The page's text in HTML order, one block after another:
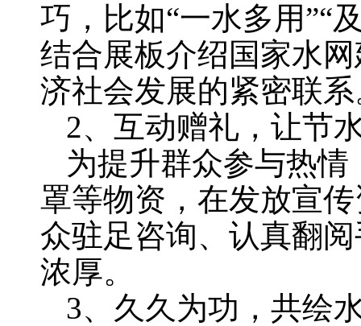
巧，比如“一水多用”“
结合展板介绍国家水
济社会发展的紧密联
2、互动赠礼，让节
为提升群众参与热
罩等物资，在发放宣
众驻足咨询、认真翻
浓厚。
3、久久为功，共绘